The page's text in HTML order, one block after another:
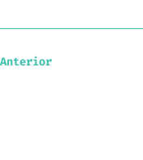
Anterior